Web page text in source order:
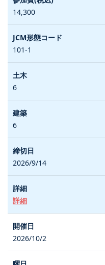
14,300
101-1
6
6
2026/9/14
詳細
2026/10/2